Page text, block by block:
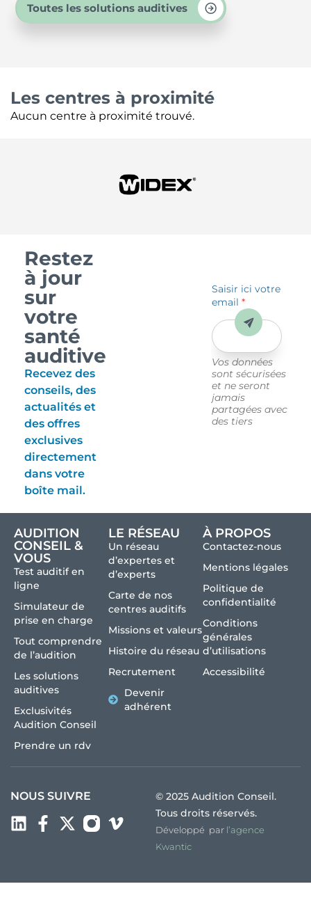
Toutes les solutions auditives
Les centres à proximité
Aucun centre à proximité trouvé.
Restez
à jour
sur
votre
santé
auditive
Recevez des
conseils, des
actualités et
des offres
exclusives
directement
dans votre
boîte mail.
Saisir ici votre
email*
Vos données
sont sécurisées
et ne seront
jamais
partagées avec
des tiers
Envoyer
AUDITION
CONSEIL &
VOUS
Test auditif en
ligne
Simulateur de
prise en charge
Tout comprendre
de l’audition
Les solutions
auditives
Exclusivités
Audition Conseil
Prendre un rdv
LE RÉSEAU
Un réseau
d’expertes et
d’experts
Carte de nos
centres auditifs
Missions et valeurs
Histoire du réseau
Recrutement
Devenir
adhérent
À PROPOS
Contactez-nous
Mentions légales
Politique de
confidentialité
Conditions
générales
d’utilisations
Accessibilité
NOUS SUIVRE
© 2025 Audition Conseil.
Tous droits réservés.
Développé par l’agence
Kwantic